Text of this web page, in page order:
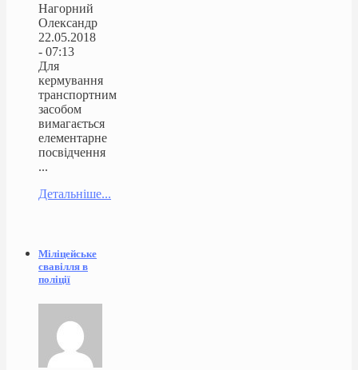
Нагорний
Олександр
22.05.2018
- 07:13
Для
кермування
транспортним
засобом
вимагається
елементарне
посвідчення
...
Детальніше...
Міліцейське
свавілля в
поліції